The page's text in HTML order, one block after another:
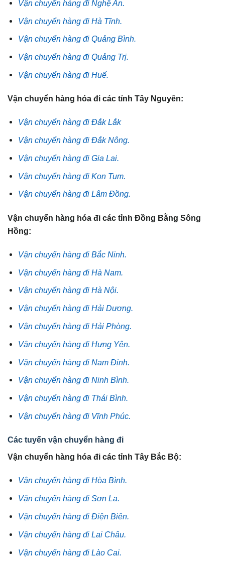
Vận chuyển hàng đi Nghệ An.
Vận chuyển hàng đi Hà Tĩnh.
Vận chuyển hàng đi Quảng Bình.
Vận chuyển hàng đi Quảng Trị.
Vận chuyển hàng đi Huế.
Vận chuyển hàng hóa đi các tỉnh Tây Nguyên:
Vận chuyển hàng đi Đắk Lắk
Vận chuyển hàng đi Đắk Nông.
Vận chuyển hàng đi Gia Lai.
Vận chuyển hàng đi Kon Tum.
Vận chuyển hàng đi Lâm Đồng.
Vận chuyển hàng hóa đi các tỉnh Đồng Bằng Sông
Hồng:
Vận chuyển hàng đi Bắc Ninh.
Vận chuyển hàng đi Hà Nam.
Vận chuyển hàng đi Hà Nội.
Vận chuyển hàng đi Hải Dương.
Vận chuyển hàng đi Hải Phòng.
Vận chuyển hàng đi Hưng Yên.
Vận chuyển hàng đi Nam Định.
Vận chuyển hàng đi Ninh Bình.
Vận chuyển hàng đi Thái Bình.
Vận chuyển hàng đi Vĩnh Phúc.
Các tuyến vận chuyển hàng đi
Vận chuyển hàng hóa đi các tỉnh Tây Bắc Bộ:
Vận chuyển hàng đi Hòa Bình.
Vận chuyển hàng đi Sơn La.
Vận chuyển hàng đi Điện Biên.
Vận chuyển hàng đi Lai Châu.
Vận chuyển hàng đi Lào Cai.